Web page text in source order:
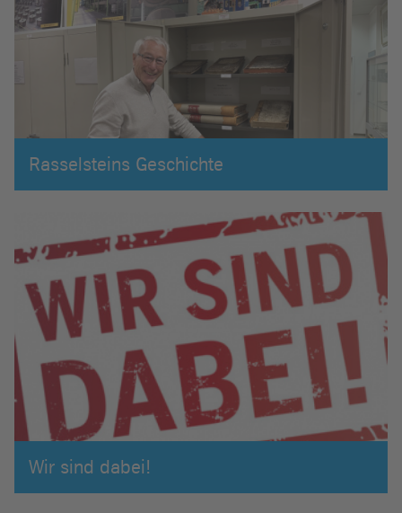
Rasselsteins Geschichte
Wir sind dabei!